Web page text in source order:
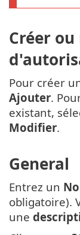
Créer
Pour créer
Ajouter.
existant,
Modifier.
General
Entrez un
obligatoire).
une